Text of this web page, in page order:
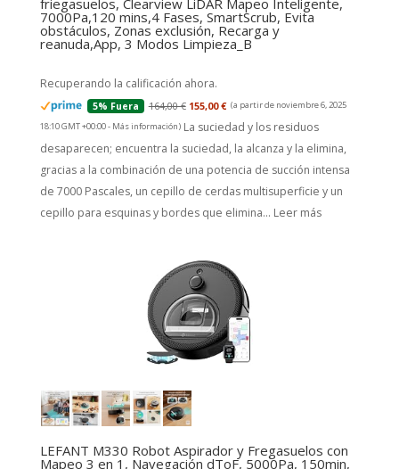
friegasuelos, Clearview LiDAR Mapeo Inteligente,
7000Pa,120 mins,4 Fases, SmartScrub, Evita
obstáculos, Zonas exclusión, Recarga y
reanuda,App, 3 Modos Limpieza_B
Recuperando la calificación ahora.
5% Fuera 164,00 € 155,00 € (a partir de noviembre 6, 2025
18:10 GMT +00:00 - Más información) La suciedad y los residuos
desaparecen; encuentra la suciedad, la alcanza y la elimina,
gracias a la combinación de una potencia de succión intensa
de 7000 Pascales, un cepillo de cerdas multisuperficie y un
cepillo para esquinas y bordes que elimina... Leer más
LEFANT M330 Robot Aspirador y Fregasuelos con
Mapeo 3 en 1, Navegación dToF, 5000Pa, 150min,